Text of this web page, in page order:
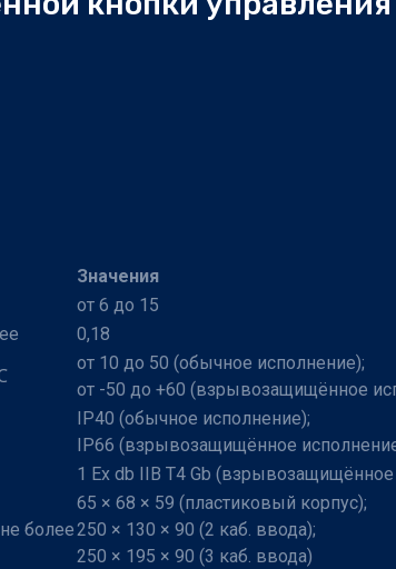
Значения
от 6 до 15
0,18
от 10 до 50 (обычное исполнение);
от -50 до +60 (взрывозащищённое
IP40 (обычное исполнение);
IР66 (взрывозащищённое
1 Ex db IIB T4 Gb
более
65 × 68 × 59 (пластиковый корпус);
250 × 130 × 90 (2 каб. ввода);
250 × 195 × 90 (3 каб. ввода)